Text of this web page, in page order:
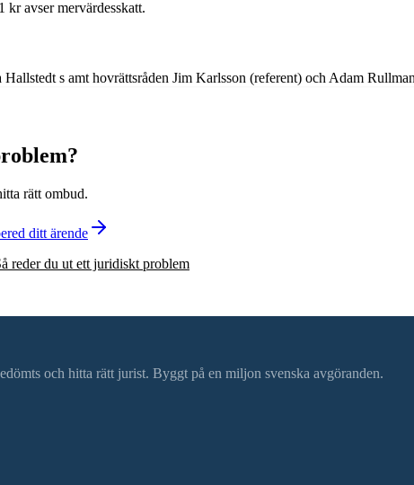
kr avser mervärdesskatt.
s amt hovrättsråden Jim Karlsson (referent) och Adam
rätt ombud.
ditt ärende
reder du ut ett juridiskt problem
och hitta rätt jurist. Byggt på en miljon svenska avgöranden.